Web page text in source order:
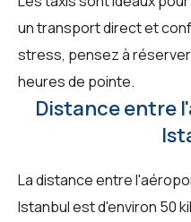
un transport direct et
stress, pensez à
heures de pointe.
Distance entre
La distance entre
Istanbul est d'environ 50